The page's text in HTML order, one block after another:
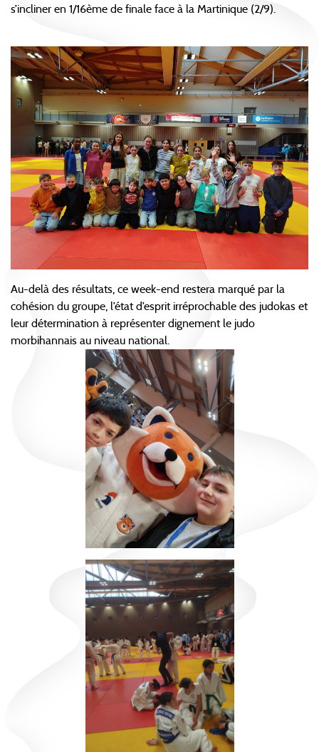
s’incliner en 1/16ème de finale face à la Martinique (2/9).
Au-delà des résultats, ce week-end restera marqué par la
cohésion du groupe, l’état d’esprit irréprochable des judokas et
leur détermination à représenter dignement le judo
morbihannais au niveau national.